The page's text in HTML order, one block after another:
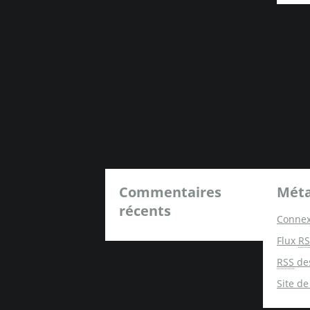
Commentaires
récents
Flux
RSS
Site